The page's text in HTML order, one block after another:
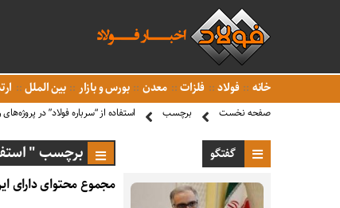
خانه فولاد فلزات معدن بورس و بازار بین الملل
صفحه نخست برچسب استفاده از “سرباره فولاد” در
گفتگو برچسب "
مجموع محتوای دارای